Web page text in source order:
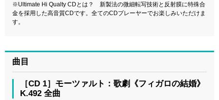
※Ultimate Hi Qualty CDとは？ 新製法の微細転写技術と反射膜に特殊合
金を採用した高音質CDです。全てのCDプレーヤーでお楽しみいただけま
す。
曲目
［CD 1］モーツァルト：歌劇《フィガロの結婚》
K.492 全曲